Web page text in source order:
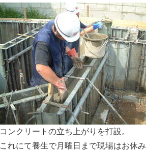
コンクリートの立ち上がりを打設。
これにて養生で月曜日まで現場はお休み